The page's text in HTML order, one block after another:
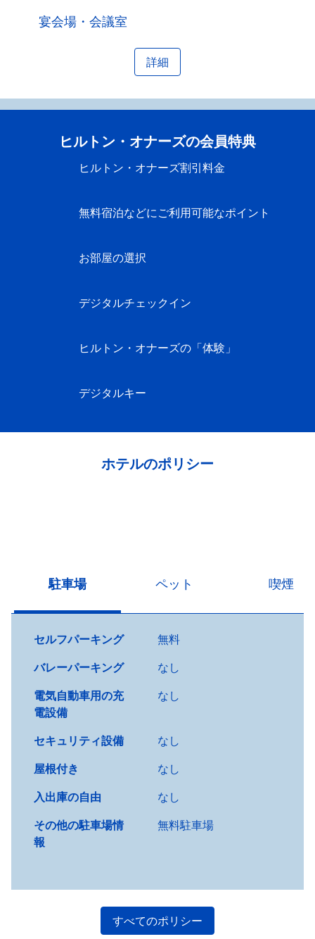
宴会場・会議室
詳細
ヒルトン・オナーズの会員特典
ヒルトン・オナーズ割引料金
無料宿泊などにご利用可能なポイント
お部屋の選択
デジタルチェックイン
ヒルトン・オナーズの「体験」
デジタルキー
ホテルのポリシー
駐車場 ペット 喫煙
セルフパーキング
無料
バレーパーキング
なし
電気自動車用の充
電設備
なし
セキュリティ設備
なし
屋根付き
なし
入出庫の自由
なし
その他の駐車場情
報
無料駐車場
すべてのポリシー